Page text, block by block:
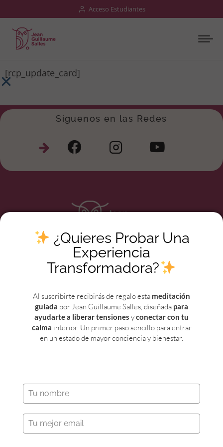
Acceso Estudiantes
[rcp_update_card]
Síguenos en las Redes
Aviso Legal
Política de privacidad
Términos de uso y
Inicio
Jean GuillaumeSalles
Método ThOR
He leído y acepto el Aviso Legal, lascondiciones
¿Quieres Probar Una
Experiencia
Transformadora?
Al suscribirte recibirás de regalo esta meditación
guiada por Jean Guillaume Salles, diseñada para
ayudarte a liberar tensiones yconectar con tu
calma interior. Un primer paso sencillo para entrar
en un estado de mayor conciencia y bienestar.